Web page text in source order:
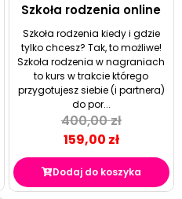
Szkoła rodzenia online
Szkoła rodzenia kiedy i gdzie
tylko chcesz? Tak, to możliwe!
Szkoła rodzenia w nagraniach
to kurs w trakcie którego
przygotujesz siebie (i partnera)
do por...
400,00zł
159,00 zł
Dodaj do koszyka